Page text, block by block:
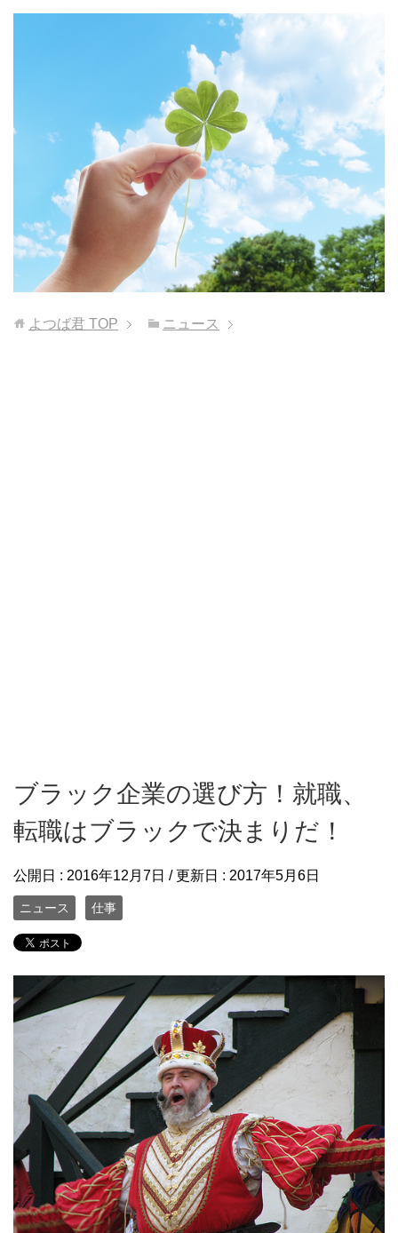
よつば君 TOP ニュース
ブラック企業の選び方！就職、
転職はブラックで決まりだ！
公開日 : 2016年12月7日 / 更新日 : 2017年5月6日
ニュース 仕事